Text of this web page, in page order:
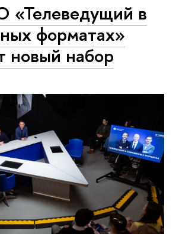
«Телеведущий в
форматах»
новый набор